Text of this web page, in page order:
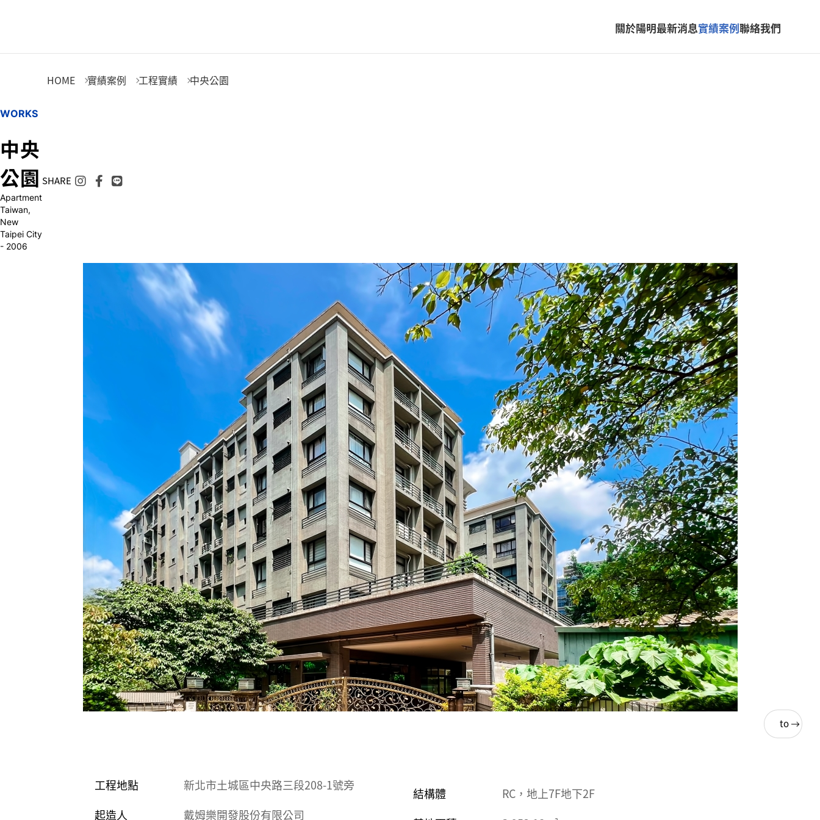
關於陽明最新消息實績案例聯絡我們
中央公園
HOME 實績案例 工程實績 中央公園
WORKS
中央
公園
Apartment
Taiwan,
New
Taipei City
- 2006
SHARE
工程地點
新北市土城區中央路三段208-1號旁
起造人
戴姆樂開發股份有限公司
結構體
RC，地上7F地下2F
to